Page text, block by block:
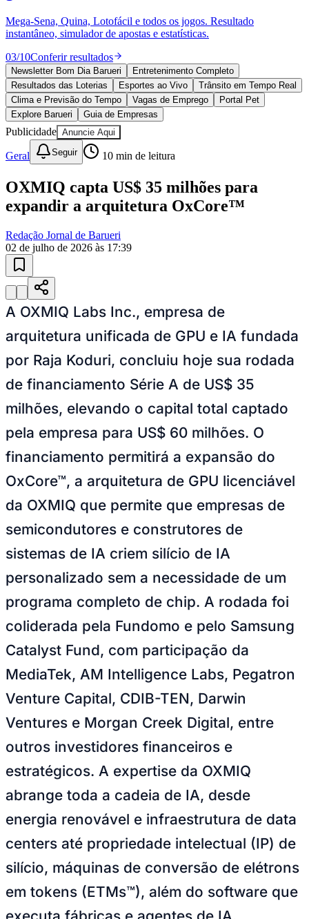
Athletico-PR
Bragantino
Mega-Sena, Quina, Lotofácil e todos os jogos. Resultado
instantâneo, simulador de apostas e estatísticas.
03/10Conferir resultados
Newsletter Bom Dia Barueri
Entretenimento Completo
Resultados das Loterias
Esportes ao Vivo
Trânsito em Tempo Real
Clima e Previsão do Tempo
Vagas de Emprego
Portal Pet
Explore Barueri
Guia de Empresas
Publicidade Anuncie Aqui
Geral Seguir 10 min de leitura
OXMIQ capta US$ 35 milhões para
expandir a arquitetura OxCore™
Redação Jornal de Barueri
02 de julho de 2026 às 17:39
A OXMIQ Labs Inc., empresa de
arquitetura unificada de GPU e IA fundada
por Raja Koduri, concluiu hoje sua rodada
de financiamento Série A de US$ 35
milhões, elevando o capital total captado
pela empresa para US$ 60 milhões. O
financiamento permitirá a expansão do
OxCore™, a arquitetura de GPU licenciável
da OXMIQ que permite que empresas de
semicondutores e construtores de
sistemas de IA criem silício de IA
personalizado sem a necessidade de um
programa completo de chip. A rodada foi
coliderada pela Fundomo e pelo Samsung
Catalyst Fund, com participação da
MediaTek, AM Intelligence Labs, Pegatron
Venture Capital, CDIB-TEN, Darwin
Ventures e Morgan Creek Digital, entre
outros investidores financeiros e
estratégicos. A expertise da OXMIQ
abrange toda a cadeia de IA, desde
energia renovável e infraestrutura de data
centers até propriedade intelectual (IP) de
silício, máquinas de conversão de elétrons
em tokens (ETMs™), além do software que